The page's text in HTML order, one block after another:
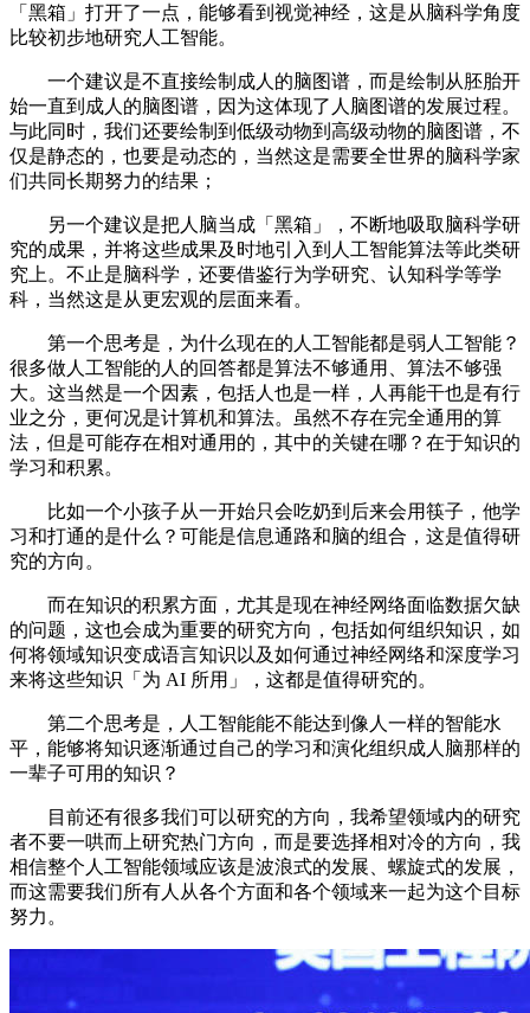
「黑箱」打开了一点，能够看到视觉神经，这是从脑科学角度
比较初步地研究人工智能。
一个建议是不直接绘制成人的脑图谱，而是绘制从胚胎开
始一直到成人的脑图谱，因为这体现了人脑图谱的发展过程。
与此同时，我们还要绘制到低级动物到高级动物的脑图谱，不
仅是静态的，也要是动态的，当然这是需要全世界的脑科学家
们共同长期努力的结果；
另一个建议是把人脑当成「黑箱」，不断地吸取脑科学研
究的成果，并将这些成果及时地引入到人工智能算法等此类研
究上。不止是脑科学，还要借鉴行为学研究、认知科学等学
科，当然这是从更宏观的层面来看。
第一个思考是，为什么现在的人工智能都是弱人工智能？
很多做人工智能的人的回答都是算法不够通用、算法不够强
大。这当然是一个因素，包括人也是一样，人再能干也是有行
业之分，更何况是计算机和算法。虽然不存在完全通用的算
法，但是可能存在相对通用的，其中的关键在哪？在于知识的
学习和积累。
比如一个小孩子从一开始只会吃奶到后来会用筷子，他学
习和打通的是什么？可能是信息通路和脑的组合，这是值得研
究的方向。
而在知识的积累方面，尤其是现在神经网络面临数据欠缺
的问题，这也会成为重要的研究方向，包括如何组织知识，如
何将领域知识变成语言知识以及如何通过神经网络和深度学习
来将这些知识「为 AI 所用」，这都是值得研究的。
第二个思考是，人工智能能不能达到像人一样的智能水
平，能够将知识逐渐通过自己的学习和演化组织成人脑那样的
一辈子可用的知识？
目前还有很多我们可以研究的方向，我希望领域内的研究
者不要一哄而上研究热门方向，而是要选择相对冷的方向，我
相信整个人工智能领域应该是波浪式的发展、螺旋式的发展，
而这需要我们所有人从各个方面和各个领域来一起为这个目标
努力。